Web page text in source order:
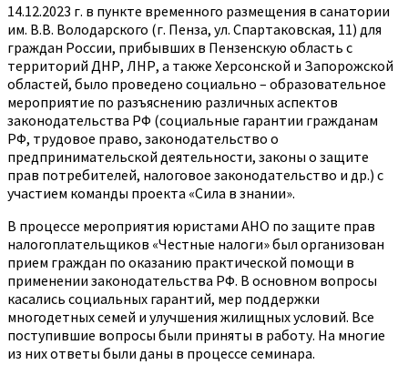
14.12.2023 г. в пункте временного размещения в санатории
им. В.В. Володарского (г. Пенза, ул. Спартаковская, 11) для
граждан России, прибывших в Пензенскую область с
территорий ДНР, ЛНР, а также Херсонской и Запорожской
областей, было проведено социально – образовательное
мероприятие по разъяснению различных аспектов
законодательства РФ (социальные гарантии гражданам
РФ, трудовое право, законодательство о
предпринимательской деятельности, законы о защите
прав потребителей, налоговое законодательство и др.) с
участием команды проекта «Сила в знании».
В процессе мероприятия юристами АНО по защите прав
налогоплательщиков «Честные налоги» был организован
прием граждан по оказанию практической помощи в
применении законодательства РФ. В основном вопросы
касались социальных гарантий, мер поддержки
многодетных семей и улучшения жилищных условий. Все
поступившие вопросы были приняты в работу. На многие
из них ответы были даны в процессе семинара.